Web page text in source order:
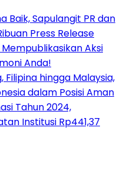
Baik, Sapulangit PR dan
Press Release
Aksi
Anda!
Filipina hingga Malaysia,
dalam Posisi Aman
Tahun 2024,
Institusi Rp441,37